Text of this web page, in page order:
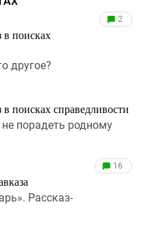
в поисках
2
другое?
поисках справедливости
порадеть родному
16
Рассказ-